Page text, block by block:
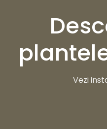
Vezi